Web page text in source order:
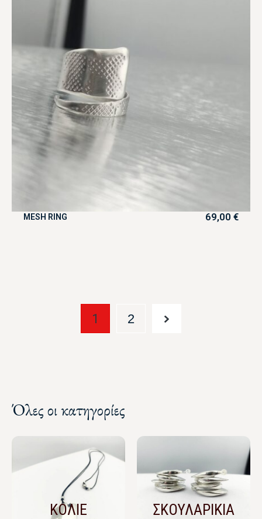
MESH RING 69,00 €
1 2
Όλες οι κατηγορίες
ΚΟΛΙΕ ΣΚΟΥΛΑΡΙΚΙΑ